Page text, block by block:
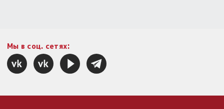
Мы в соц. сетях: